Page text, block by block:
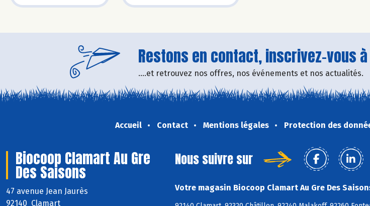
Restons en contact, inscrivez-vous
....et retrouvez nos offres, nos événements et nos actualités.
Accueil Contact Mentions légales Protection des
Biocoop Clamart Au Gre
Des Saisons
47 avenue Jean Jaurès
92140 Clamart
Nous suivre sur
Votre magasin Biocoop Clamart Au Gre Des